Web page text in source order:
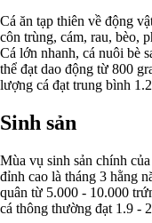
Cá ăn tạp thiên về động
côn trùng, cám, rau, bèo,
Cá lớn nhanh, cá nuôi bè
thể đạt dao động từ 800
lượng cá đạt trung bình
Sinh sản
Mùa vụ sinh sản chính
đỉnh cao là tháng 3 hằng
quân từ 5.000 - 10.000
cá thông thường đạt 1.9 -